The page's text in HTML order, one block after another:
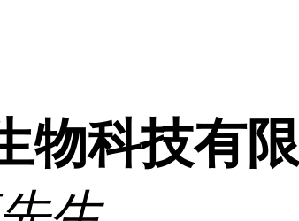
物科技有